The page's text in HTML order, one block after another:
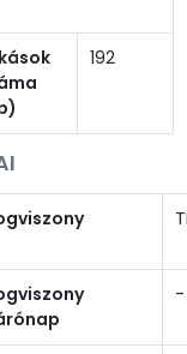
192
-